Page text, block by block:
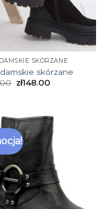
SKÓRZANE
skórzane
zł148.00